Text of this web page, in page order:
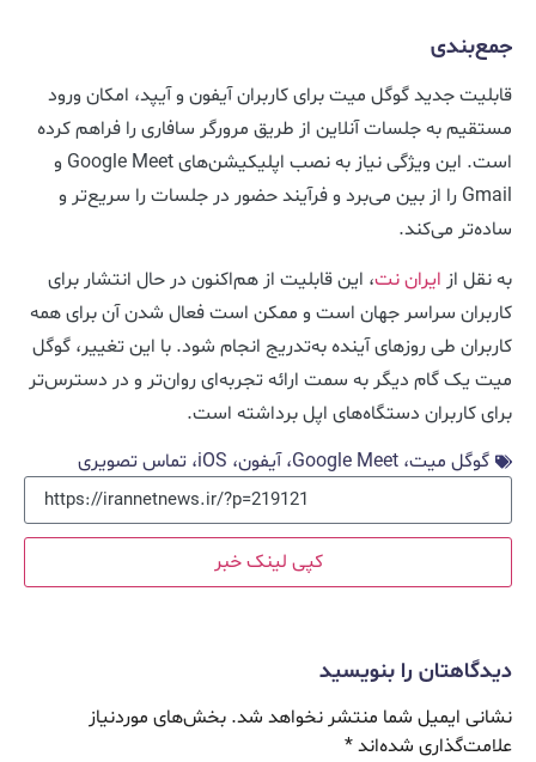
جمع‌بندی
قابلیت جدید گوگل میت برای کاربران آیفون و آیپد، امکان ورود
مستقیم به جلسات آنلاین از طریق مرورگر سافاری را فراهم کرده
است. این ویژگی نیاز به نصب اپلیکیشن‌های Google Meet و
Gmail را از بین می‌برد و فرآیند حضور در جلسات را سریع‌تر و
ساده‌تر می‌کند.
به نقل از ایران نت، این قابلیت از هم‌اکنون در حال انتشار برای
کاربران سراسر جهان است و ممکن است فعال شدن آن برای همه
کاربران طی روزهای آینده به‌تدریج انجام شود. با این تغییر، گوگل
میت یک گام دیگر به سمت ارائه تجربه‌ای روان‌تر و در دسترس‌تر
برای کاربران دستگاه‌های اپل برداشته است.
گوگل میت، Google Meet، آیفون، iOS، تماس تصویری
کپی لینک خبر
دیدگاهتان را بنویسید
نشانی ایمیل شما منتشر نخواهد شد. بخش‌های موردنیاز
علامت‌گذاری شده‌اند*